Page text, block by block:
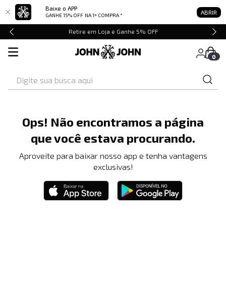
Baixe o APP
GANHE 15% OFF NA 1ª COMPRA * ABRIR
Retire em Loja e Ganhe 5% OFF
0
Ops! Não encontramos a página
que você estava procurando.
Aproveite para baixar nosso app e tenha vantagens
exclusivas!